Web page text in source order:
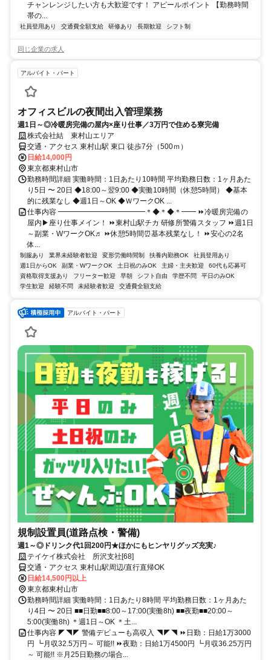
チャンレンジしたい方も大歓迎です！ アピールポイント 【勤務時間
帯の...
社員登用あり 交通費全額支給 研修あり 長期歓迎 シフト制
同じ企業の求人
アルバイト・パート
オフィスビルの夜間出入管理業務
週1日～◎冷暖房完備の屋内×座り仕事／3万円で住める寮完備
株式会社結 東村山エリア
交通・アクセス 東村山駅 東口 徒歩7分（500ｍ）
日給14,000円
東京都東村山市
勤務時間詳細 実働時間：1日あたり10時間 平均勤務日数：1ヶ月あた
り5日 〜 20日 ◆18:00～翌9:00 ◆実働10時間（休憩5時間） ◆基本
的に残業なし ◆週1日～OK ◆ＷワークOK ...
仕事内容 ━━━━━━━━━━━━＊◆＊◆＊━━ ⏩冷暖房完備の
屋内▶座り仕事メイン！ ⏩東村山駅チカ 研修所警備スタッフ ⏩週1日
～副業・WワークOK♬ ⏩休憩5時間⏰基本残業なし！ ⏩安心の2名
体...
制服あり 業界未経験者歓迎 変形労働時間制 扶養内勤務OK
社員登用あり
週1日からOK
副業・WワークOK 土日祝のみOK 主婦・主夫歓迎
60代も応募可
資格取得支援あり
フリーター歓迎 早朝 シフト自由 学歴不問
平日のみOK
学生歓迎
経験不問 未経験者歓迎 交通費全額支給
アルバイト・パート
規制設置員(道路点検・警備)
週1～◎ドリンク代1回200円★ほかにもヒンヤリグッズ充実♪
テイケイ株式会社 所沢支社[68]
交通・アクセス 東村山駅周辺/直行直帰OK
日給14,500円以上
東京都東村山市
勤務時間詳細 実働時間：1日あたり8時間 平均勤務日数：1ヶ月あた
り4日 〜 20日 ■■日勤■■8:00～17:00(実働8h) ■■夜勤■■20:00～
5:00(実働8h) ＊週1日～OK ＊土...
仕事内容 ◤◥◤ 警備デビューも高収入 ◥◤◥ ⏩日勤：日給1万3000
円 ┗月収32.5万円～ 可能!! ⏩夜勤：日給1万4500円 ┗月収36.25万円
～ 可能!! ※月25日勤務の場合...